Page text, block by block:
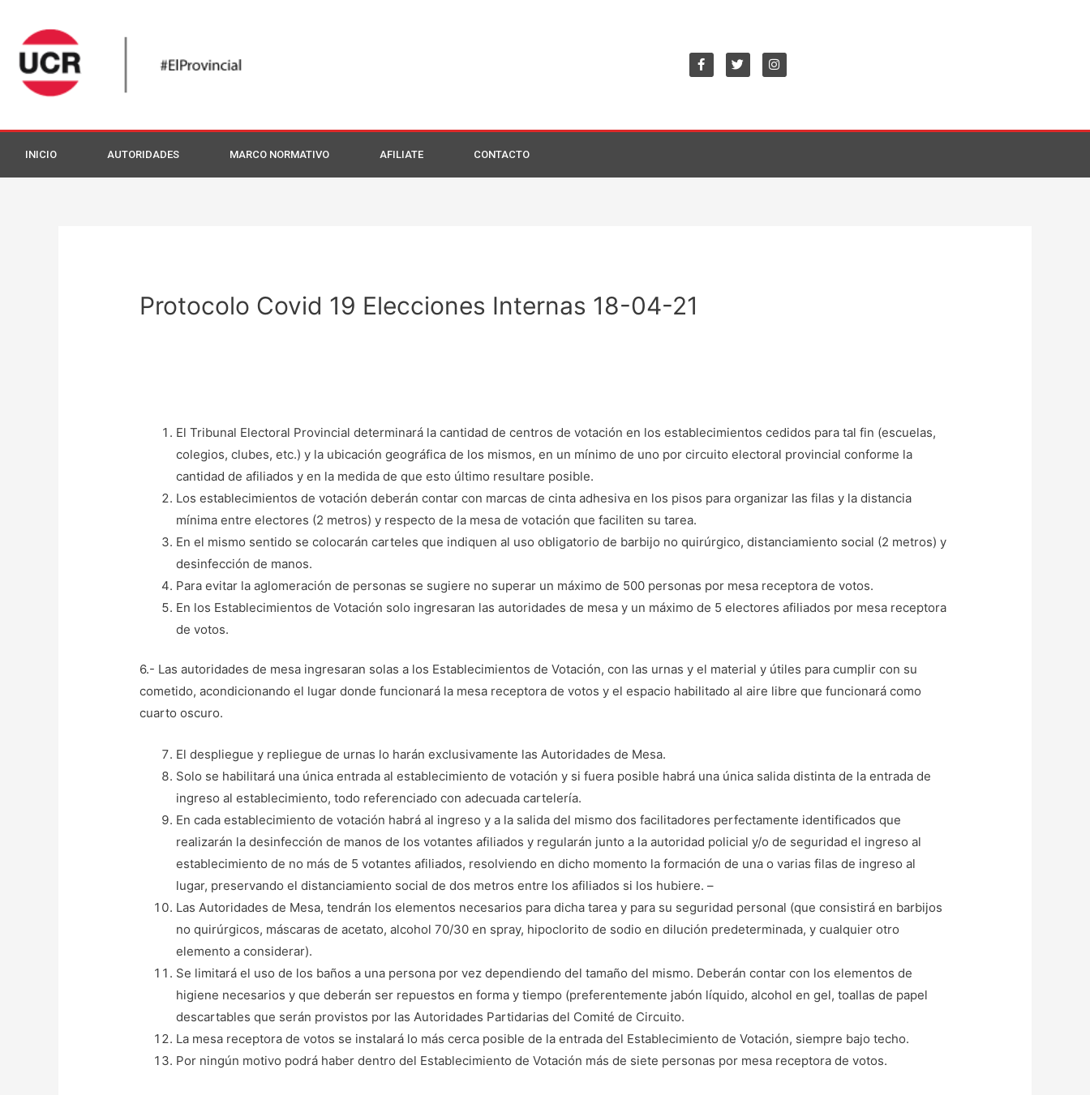
INICIO AUTORIDADES MARCO NORMATIVO AFILIATE CONTACTO
Protocolo Covid 19 Elecciones Internas 18-04-21
El Tribunal Electoral Provincial determinará la cantidad de centros de votación en los establecimientos cedidos para tal fin (escuelas,
colegios, clubes, etc.) y la ubicación geográfica de los mismos, en un mínimo de uno por circuito electoral provincial conforme la
cantidad de afiliados y en la medida de que esto último resultare posible.
Los establecimientos de votación deberán contar con marcas de cinta adhesiva en los pisos para organizar las filas y la distancia
mínima entre electores (2 metros) y respecto de la mesa de votación que faciliten su tarea.
En el mismo sentido se colocarán carteles que indiquen al uso obligatorio de barbijo no quirúrgico, distanciamiento social (2 metros) y
desinfección de manos.
Para evitar la aglomeración de personas se sugiere no superar un máximo de 500 personas por mesa receptora de votos.
En los Establecimientos de Votación solo ingresaran las autoridades de mesa y un máximo de 5 electores afiliados por mesa receptora
de votos.
6.- Las autoridades de mesa ingresaran solas a los Establecimientos de Votación, con las urnas y el material y útiles para cumplir con su
cometido, acondicionando el lugar donde funcionará la mesa receptora de votos y el espacio habilitado al aire libre que funcionará como
cuarto oscuro.
El despliegue y repliegue de urnas lo harán exclusivamente las Autoridades de Mesa.
Solo se habilitará una única entrada al establecimiento de votación y si fuera posible habrá una única salida distinta de la entrada de
ingreso al establecimiento, todo referenciado con adecuada cartelería.
En cada establecimiento de votación habrá al ingreso y a la salida del mismo dos facilitadores perfectamente identificados que
realizarán la desinfección de manos de los votantes afiliados y regularán junto a la autoridad policial y/o de seguridad el ingreso al
establecimiento de no más de 5 votantes afiliados, resolviendo en dicho momento la formación de una o varias filas de ingreso al
lugar, preservando el distanciamiento social de dos metros entre los afiliados si los hubiere. –
Las Autoridades de Mesa, tendrán los elementos necesarios para dicha tarea y para su seguridad personal (que consistirá en barbijos
no quirúrgicos, máscaras de acetato, alcohol 70/30 en spray, hipoclorito de sodio en dilución predeterminada, y cualquier otro
elemento a considerar).
Se limitará el uso de los baños a una persona por vez dependiendo del tamaño del mismo. Deberán contar con los elementos de
higiene necesarios y que deberán ser repuestos en forma y tiempo (preferentemente jabón líquido, alcohol en gel, toallas de papel
descartables que serán provistos por las Autoridades Partidarias del Comité de Circuito.
La mesa receptora de votos se instalará lo más cerca posible de la entrada del Establecimiento de Votación, siempre bajo techo.
Por ningún motivo podrá haber dentro del Establecimiento de Votación más de siete personas por mesa receptora de votos.